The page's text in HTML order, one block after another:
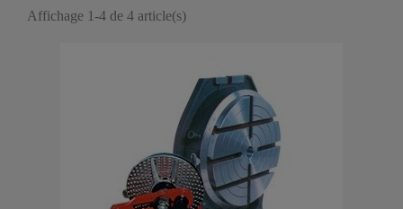
Affichage 1-4 de 4 article(s)